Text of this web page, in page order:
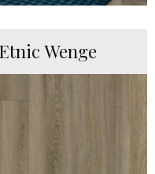
Wenge